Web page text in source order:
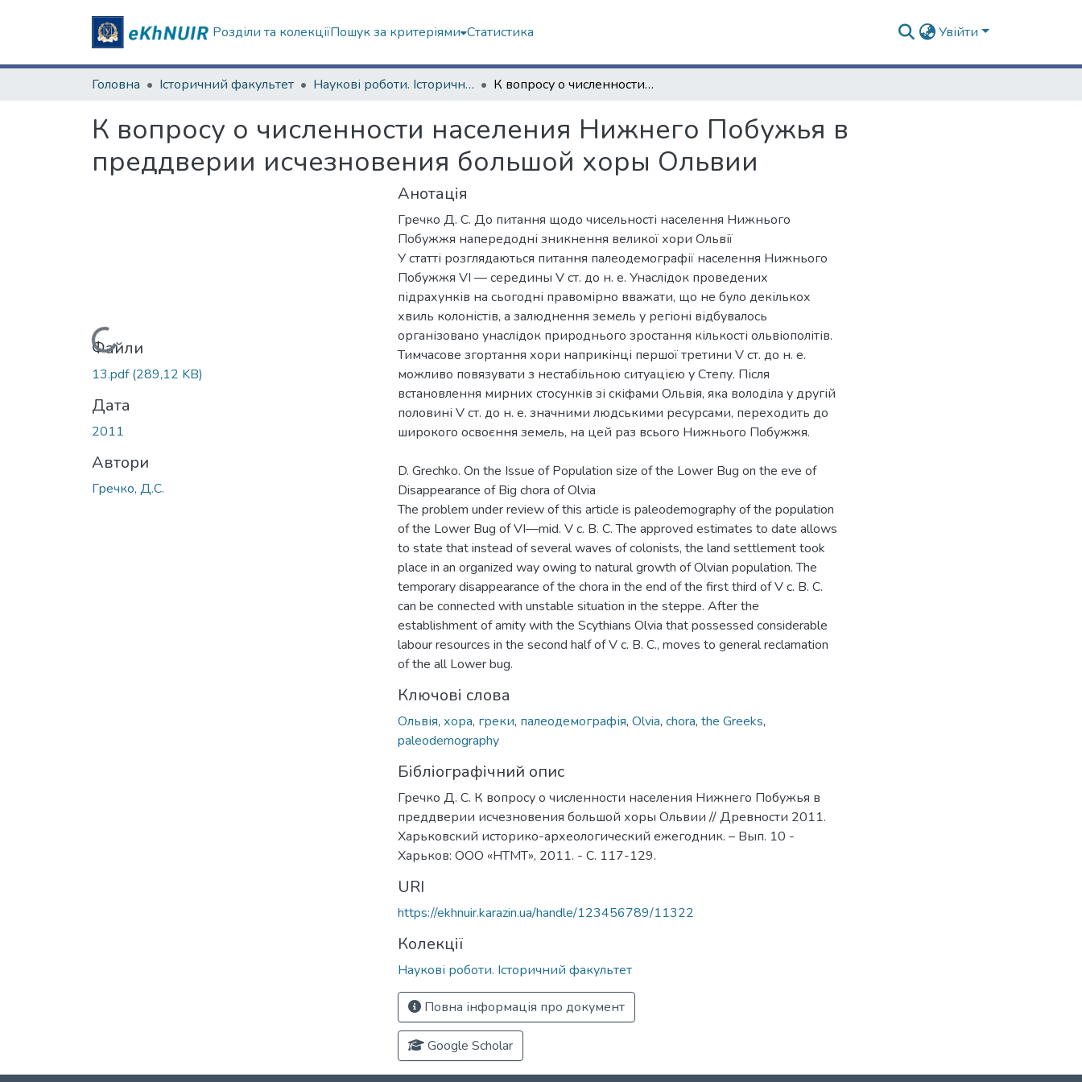
Розділи та колекціїПошук за критеріями Статистика Увійти
Головна Історичний факультет Наукові роботи. Історичний факультет К вопросу о численности населения Нижнего Побужья в преддверии исчезновения большой хоры Ольвии
К вопросу о численности населения Нижнего Побужья в
преддверии исчезновения большой хоры Ольвии
Вантажиться...
Файли
13.pdf(289,12 KB)
Дата
2011
Автори
Гречко, Д.С.
Анотація
Гречко Д. С. До питання щодо чисельності населення Нижнього
Побужжя напередодні зникнення великої хори Ольвії
У статті розглядаються питання палеодемографії населення Нижнього
Побужжя VI — середины V ст. до н. е. Унаслідок проведених
підрахунків на сьогодні правомірно вважати, що не було декількох
хвиль колоністів, а залюднення земель у регіоні відбувалось
організовано унаслідок природнього зростання кількості ольвіополітів.
Тимчасове згортання хори наприкінці першої третини V ст. до н. е.
можливо повязувати з нестабільною ситуацією у Степу. Після
встановлення мирних стосунків зі скіфами Ольвія, яка володіла у другій
половині V ст. до н. е. значними людськими ресурсами, переходить до
широкого освоєння земель, на цей раз всього Нижнього Побужжя.
D. Grechko. On the Issue of Population size of the Lower Bug on the eve of
Disappearance of Big chora of Olvia
The problem under review of this article is paleodemography of the population
of the Lower Bug of VI—mid. V c. B. C. The approved estimates to date allows
to state that instead of several waves of colonists, the land settlement took
place in an organized way owing to natural growth of Olvian population. The
temporary disappearance of the chora in the end of the first third of V c. B. C.
can be connected with unstable situation in the steppe. After the
establishment of amity with the Scythians Olvia that possessed considerable
labour resources in the second half of V c. B. C., moves to general reclamation
of the all Lower bug.
Ключові слова
Ольвія, хора, греки, палеодемографія, Olvia, chora, the Greeks,
paleodemography
Бібліографічний опис
Гречко Д. С. К вопросу о численности населения Нижнего Побужья в
преддверии исчезновения большой хоры Ольвии // Древности 2011.
Харьковский историко-археологический ежегодник. – Вып. 10 -
Харьков: ООО «НТМТ», 2011. - C. 117-129.
URI
https://ekhnuir.karazin.ua/handle/123456789/11322
Колекції
Наукові роботи. Історичний факультет
Повна інформація про документ
Google Scholar